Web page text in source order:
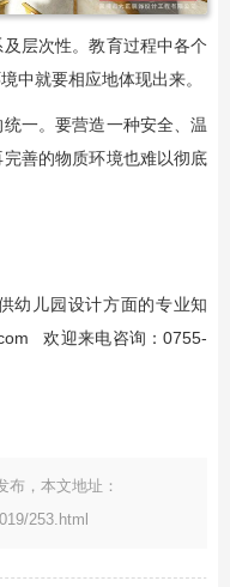
层次性。教育过程中各个
中就要相应地体现出来。
一。要营造一种安全、温
善的物质环境也难以彻底
幼儿园设计方面的专业知
欢迎来电咨询：0755-
，本文地址：
253.html